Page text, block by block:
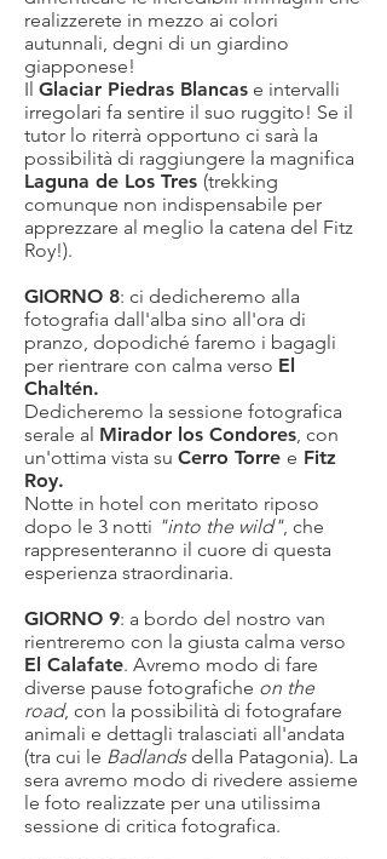
realizzerete in mezzo ai colori
autunnali, degni di un giardino
giapponese!
Il Glaciar Piedras Blancas e intervalli
irregolari fa sentire il suo ruggito! Se il
tutor lo riterrà opportuno ci sarà la
possibilità di raggiungere la magnifica
Laguna de Los Tres (trekking
comunque non indispensabile per
apprezzare al meglio la catena del Fitz
Roy!).
GIORNO 8: ci dedicheremo alla
fotografia dall'alba sino all'ora di
pranzo, dopodiché faremo i bagagli
per rientrare con calma verso El
Chaltén.
Dedicheremo la sessione fotografica
serale al Mirador los Condores, con
un'ottima vista su Cerro Torre e Fitz
Roy.
Notte in hotel con meritato riposo
dopo le 3 notti "into the wild", che
rappresenteranno il cuore di questa
esperienza straordinaria.
GIORNO 9: a bordo del nostro van
rientreremo con la giusta calma verso
El Calafate. Avremo modo di fare
diverse pause fotografiche on the
road, con la possibilità di fotografare
animali e dettagli tralasciati all'andata
(tra cui le Badlandsdella Patagonia). La
sera avremo modo di rivedere assieme
le foto realizzate per una utilissima
sessione di critica fotografica.